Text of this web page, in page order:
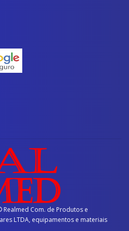
Com. de Produtos e
LTDA, equipamentos e materiais